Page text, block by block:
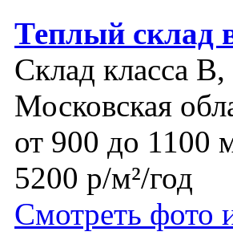
Теплый склад
Склад класса
Московская
от 900 до 1100
5200 р/м²/год
Смотреть фото